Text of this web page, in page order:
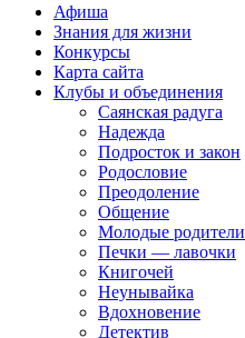
Афиша
Знания для жизни
Конкурсы
Карта сайта
Клубы и объединения
Саянская радуга
Надежда
Подросток и закон
Родословие
Преодоление
Общение
Молодые родители
Печки — лавочки
Книгочей
Неунывайка
Вдохновение
Детектив